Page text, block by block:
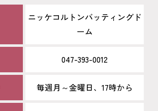
ニッケコルトンバッティングド
ーム
047-393-0012
毎週月～金曜日、17時から